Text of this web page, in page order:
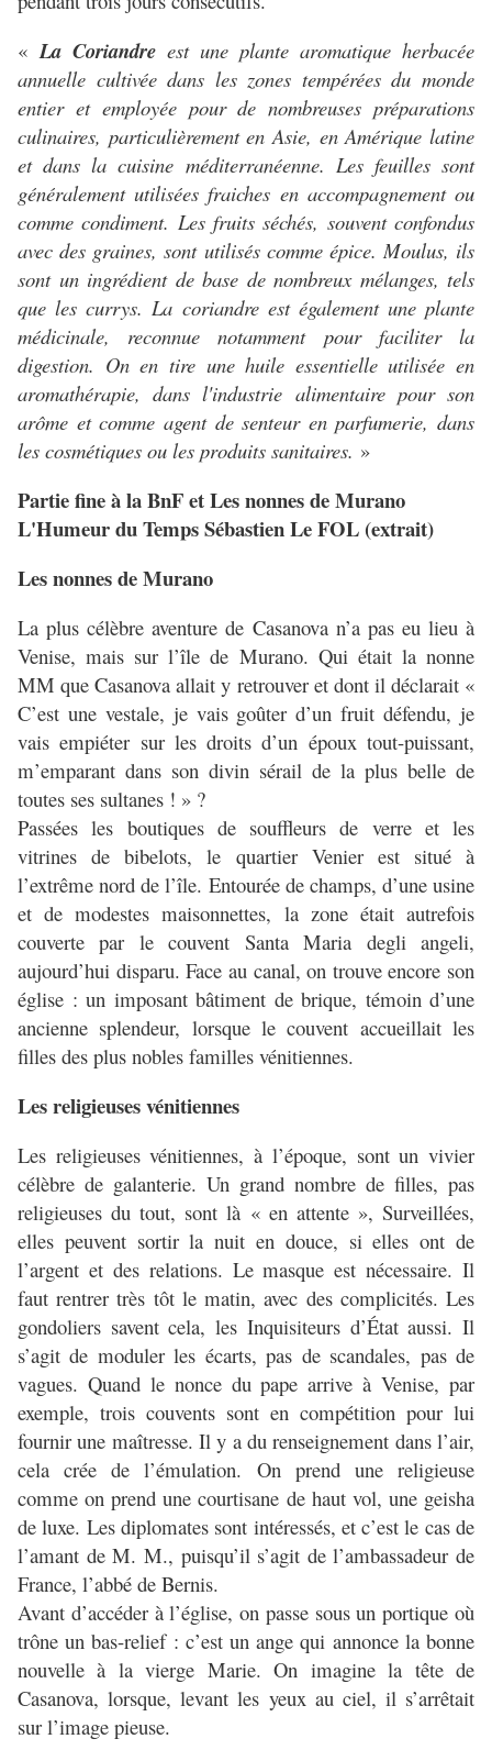
«La Coriandre est une plante aromatique herbacée
annuelle cultivée dans les zones tempérées du monde
entier et employée pour de nombreuses préparations
culinaires, particulièrement en Asie, en Amérique latine
et dans la cuisine méditerranéenne. Les feuilles sont
généralement utilisées fraiches en accompagnement ou
comme condiment. Les fruits séchés, souvent confondus
avec des graines, sont utilisés comme épice. Moulus, ils
sont un ingrédient de base de nombreux mélanges, tels
que les currys. La coriandre est également une plante
médicinale, reconnue notamment pour faciliter la
digestion. On en tire une huile essentielle utilisée en
aromathérapie, dans l'industrie alimentaire pour son
arôme et comme agent de senteur en parfumerie, dans
les cosmétiques ou les produits sanitaires. »
Partie fine à la BnF et Les nonnes de Murano
L'Humeur du Temps Sébastien Le FOL (extrait)
Les nonnes de Murano
La plus célèbre aventure de Casanova n’a pas eu lieu à
Venise, mais sur l’île de Murano. Qui était la nonne
MM que Casanova allait y retrouver et dont il déclarait «
C’est une vestale, je vais goûter d’un fruit défendu, je
vais empiéter sur les droits d’un époux tout-puissant,
m’emparant dans son divin sérail de la plus belle de
toutes ses sultanes ! » ?
Passées les boutiques de souffleurs de verre et les
vitrines de bibelots, le quartier Venier est situé à
l’extrême nord de l’île. Entourée de champs, d’une usine
et de modestes maisonnettes, la zone était autrefois
couverte par le couvent Santa Maria degli angeli,
aujourd’hui disparu. Face au canal, on trouve encore son
église : un imposant bâtiment de brique, témoin d’une
ancienne splendeur, lorsque le couvent accueillait les
filles des plus nobles familles vénitiennes.
Les religieuses vénitiennes
Les religieuses vénitiennes, à l’époque, sont un vivier
célèbre de galanterie. Un grand nombre de filles, pas
religieuses du tout, sont là « en attente », Surveillées,
elles peuvent sortir la nuit en douce, si elles ont de
l’argent et des relations. Le masque est nécessaire. Il
faut rentrer très tôt le matin, avec des complicités. Les
gondoliers savent cela, les Inquisiteurs d’État aussi. Il
s’agit de moduler les écarts, pas de scandales, pas de
vagues. Quand le nonce du pape arrive à Venise, par
exemple, trois couvents sont en compétition pour lui
fournir une maîtresse. Il y a du renseignement dans l’air,
cela crée de l’émulation. On prend une religieuse
comme on prend une courtisane de haut vol, une geisha
de luxe. Les diplomates sont intéressés, et c’est le cas de
l’amant de M. M., puisqu’il s’agit de l’ambassadeur de
France, l’abbé de Bernis.
Avant d’accéder à l’église, on passe sous un portique où
trône un bas-relief : c’est un ange qui annonce la bonne
nouvelle à la vierge Marie. On imagine la tête de
Casanova, lorsque, levant les yeux au ciel, il s’arrêtait
sur l’image pieuse.